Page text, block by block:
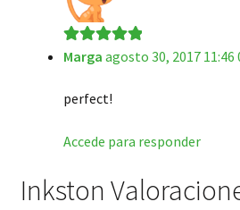
Valorado en5
Marga agosto 30, 2017 11:46
perfect!
Accede para responder
Inkston